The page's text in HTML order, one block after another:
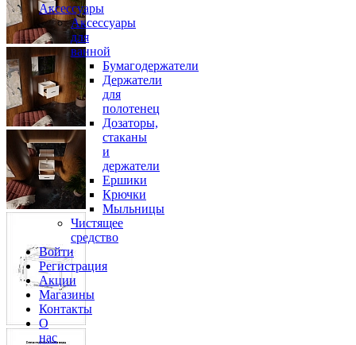
Аксессуары
Аксессуары
для
ванной
Бумагодержатели
Держатели
для
полотенец
Дозаторы,
стаканы
и
держатели
Ершики
Крючки
Мыльницы
Чистящее
средство
Войти
Регистрация
Акции
Магазины
Контакты
О
нас